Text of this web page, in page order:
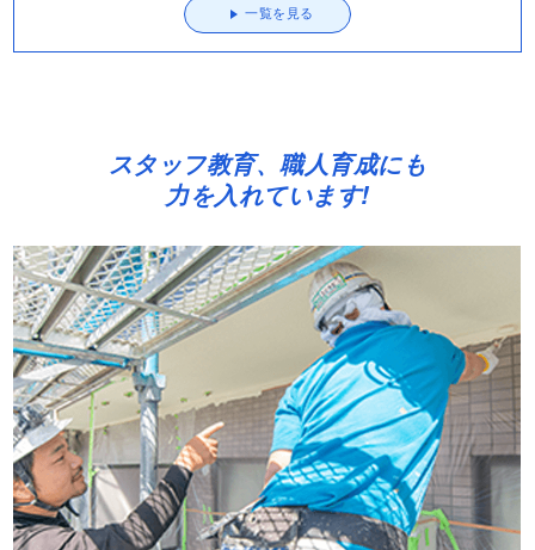
一覧を見る
スタッフ教育、職人育成にも
力を入れています!